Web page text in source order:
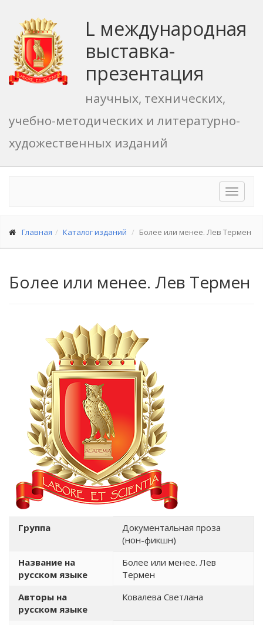
L международная
выставка-
презентация
научных, технических,
учебно-методических и литературно-
художественных изданий
Toggle
Главная Каталог изданий Более или менее. Лев Термен
Более или менее. Лев Термен
Группа
Документальная проза
(нон-фикшн)
Название на
русском языке
Более или менее. Лев
Термен
Авторы на
русском языке
Ковалева Светлана